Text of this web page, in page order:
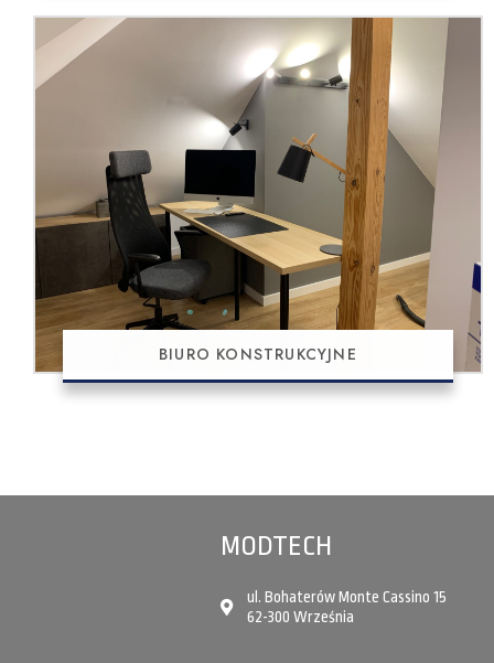
BIURO KONSTRUKCYJNE
MODTECH
ul. Bohaterów Monte Cassino 15
62-300 Września